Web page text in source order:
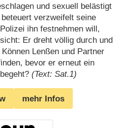
und sexuell belästigt
verzweifelt seine
ihn festnehmen will,
Er dreht völlig durch und
Lenßen und Partner
bevor er erneut ein
(Text: Sat.1)
mehr Infos